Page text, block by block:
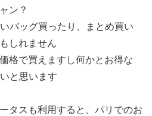
ン？
バッグ買ったり、まとめ買い
しれません
格で買えますし何かとお得な
と思います
タスも利用すると、パリでのお